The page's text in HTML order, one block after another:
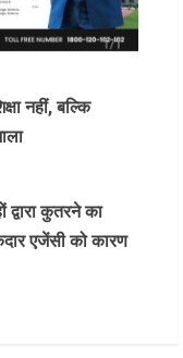
नहीं, बल्कि
कुतरने का
एजेंसी को कारण